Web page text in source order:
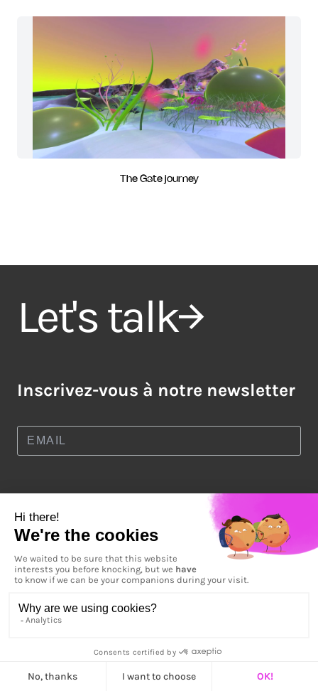
The Gate journey
Let's talk
Inscrivez-vous à notre newsletter
ART SUR ÉCRAN
EXPÉRIENCES ARTISTIQUES
ŒUVRES SUR COMMANDERÉALISATIONS À PROPOS
TERMS AND CONDITIONS
CONTACTEZ-NOUS